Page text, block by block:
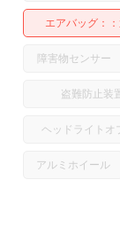
エアバッグ：
障害物センサー
盗難防止装
ヘッドライトオ
アルミホイール